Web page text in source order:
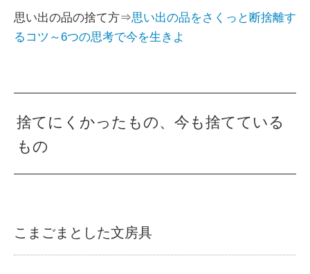
思い出の品の捨て方⇒思い出の品をさくっと断捨離す
るコツ～6つの思考で今を生きよ
捨てにくかったもの、今も捨てている
もの
こまごまとした文房具